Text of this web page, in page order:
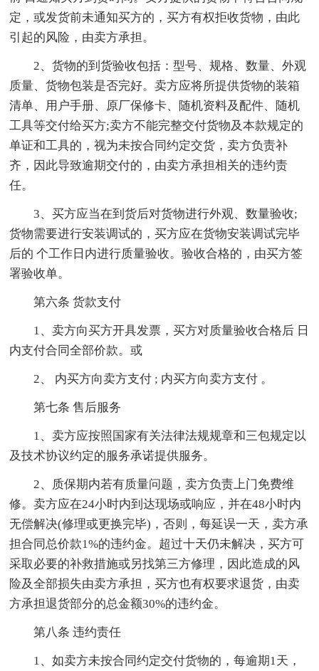
定，或发货前未通知买方的，买方有权拒收货物，由此
引起的风险，由卖方承担。
2、货物的到货验收包括：型号、规格、数量、外观
质量、货物包装是否完好。卖方应将所提供货物的装箱
清单、用户手册、原厂保修卡、随机资料及配件、随机
工具等交付给买方;卖方不能完整交付货物及本款规定的
单证和工具的，视为未按合同约定交货，卖方负责补
齐，因此导致逾期交付的，由卖方承担相关的违约责
任。
3、买方应当在到货后对货物进行外观、数量验收;
货物需要进行安装调试的，买方应在货物安装调试完毕
后的 个工作日内进行质量验收。验收合格的，由买方签
署验收单。
第六条 货款支付
1、卖方向买方开具发票，买方对质量验收合格后 日
内支付合同全部价款。或
2、 内买方向卖方支付 ; 内买方向卖方支付 。
第七条 售后服务
1、卖方应按照国家有关法律法规规章和三包规定以
及技术协议约定的服务承诺提供服务。
2、质保期内若有质量问题，卖方负责上门免费维
修。卖方应在24小时内到达现场或响应，并在48小时内
无偿解决(修理或更换完毕)，否则，每延误一天，卖方承
担合同总价款1%的违约金。超过十天仍未解决，买方可
采取必要的补救措施或另找第三方修理，因此造成的风
险及全部损失由卖方承担，买方也有权要求退货，由卖
方承担退货部分的总金额30%的违约金。
第八条 违约责任
1、如卖方未按合同约定交付货物的，每逾期1天，